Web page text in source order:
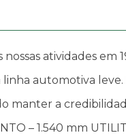
atividades em
automotiva leve.
manter a
– 1.540 mm